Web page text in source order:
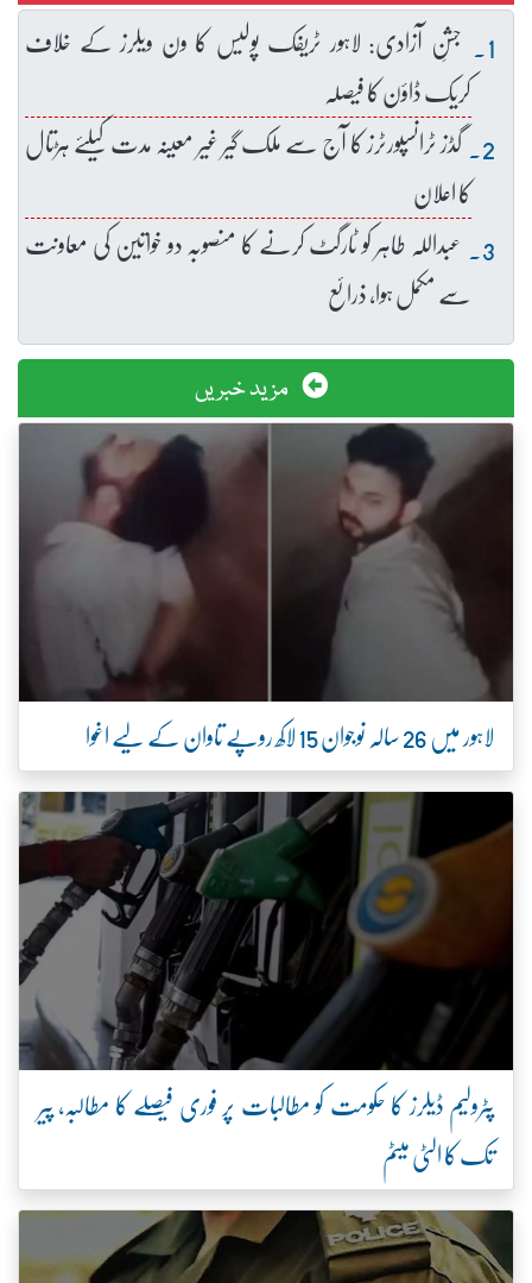
جشنِ آزادی: لاہور ٹریفک پولیس کا ون ویلرز کے خلاف
کریک ڈاؤن کا فیصلہ
گڈز ٹرانسپورٹرز کا آج سے ملک گیر غیر معینہ مدت کیلئے ہڑتال
کا اعلان
عبداللہ طاہر کو ٹارگٹ کرنے کا منصوبہ دو خواتین کی معاونت
سے مکمل ہوا، ذرائع
مزید خبریں
لاہور میں 26 سالہ نوجوان 15 لاکھ روپے تاوان کے لیے اغوا
پٹرولیم ڈیلرز کا حکومت کو مطالبات پر فوری فیصلے کا مطالبہ، پیر
تک کا الٹی میٹم